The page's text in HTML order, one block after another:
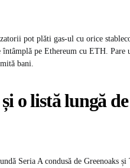
pot plăti gas-ul cu orice
pe Ethereum cu ETH. Pare
bani.
o listă lungă de
Seria A condusă de Greenoaks și